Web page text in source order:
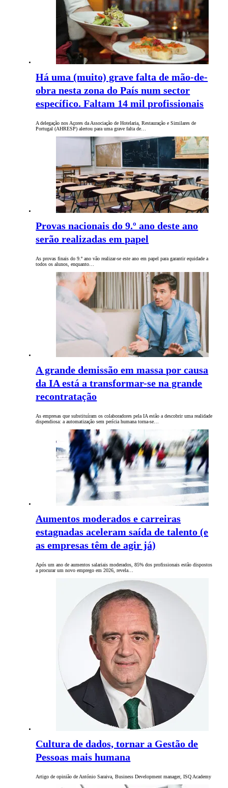
Há uma (muito) grave falta de mão-de-
obra nesta zona do País num sector
específico. Faltam 14 mil profissionais
A delegação nos Açores da Associação de Hotelaria, Restauração e Similares de
Portugal (AHRESP) alertou para uma grave falta de…
Provas nacionais do 9.º ano deste ano
serão realizadas em papel
As provas finais do 9.º ano vão realizar-se este ano em papel para garantir equidade a
todos os alunos, enquanto…
A grande demissão em massa por causa
da IA está a transformar-se na grande
recontratação
As empresas que substituíram os colaboradores pela IA estão a descobrir uma realidade
dispendiosa: a automatização sem perícia humana torna-se…
Aumentos moderados e carreiras
estagnadas aceleram saída de talento (e
as empresas têm de agir já)
Após um ano de aumentos salariais moderados, 85% dos profissionais estão dispostos
a procurar um novo emprego em 2026, revela…
Cultura de dados, tornar a Gestão de
Pessoas mais humana
Artigo de opinião de António Saraiva, Business Development manager, ISQ Academy